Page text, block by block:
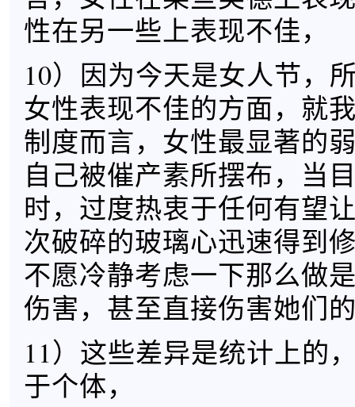
性在另一些上表现不佳，
10）因为今天是女人节，
女性表现不佳的方面，就
制度而言，女性最显著的
自己被催产素所摆布，当
时，过度热衷于任何有望
次破碎的玻璃心迅速得到
不愿冷静考虑一下那么做
伤害，甚至直接伤害她们
11）这些差异是统计上的
于个体，